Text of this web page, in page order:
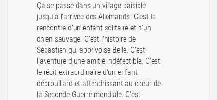
Ça se passe dans un village paisible
jusqu'à l'arrivée des Allemands. C'est la
rencontre d'un enfant solitaire et d'un
chien sauvage. C'est l'histoire de
Sébastien qui apprivoise Belle. C'est
l'aventure d'une amitié indéfectible. C'est
le récit extraordinaire d'un enfant
débrouillard et attendrissant au coeur de
la Seconde Guerre mondiale. C'est